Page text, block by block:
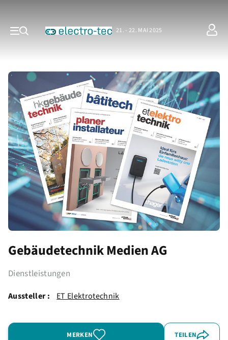
21. - 22. MAI 2025
Gebäudetechnik Medien AG
Dienstleistungen
Aussteller : ET Elektrotechnik
MERKEN TEILEN